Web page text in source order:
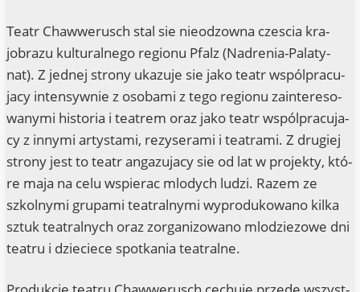
Teatr Chaw­we­rusch stal sie nie­odzow­na cze­scia kra­
jobra­zu kul­tu­ral­n­ego regi­o­nu Pfalz (Nad­re­nia-Pala­ty­
nat). Z jed­nej stro­ny uka­zu­je sie jako teatr wspól­pra­cu­
ja­cy inten­syw­nie z osoba­mi z tego regi­o­nu zain­te­re­so­
wany­mi his­to­ria i teatrem oraz jako teatr wspól­pra­cu­ja­
cy z inny­mi arty­st­ami, rezy­se­r­a­mi i teat­ra­mi. Z dru­giej
stro­ny jest to teatr anga­zu­ja­cy sie od lat w pro­jek­ty, któ­
re maja na celu wspierac mlo­dych lud­zi. Razem ze
szkol­ny­mi grup­a­mi teatral­ny­mi wypro­du­ko­wa­no kil­ka
sztuk teatral­nych oraz zor­ga­ni­zowa­no mlod­zie­zo­we dni
teatru i dzie­cie­ce spot­ka­nia teatralne.